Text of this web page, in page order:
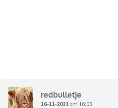
redbulletje
16-11-2021 om 16:03